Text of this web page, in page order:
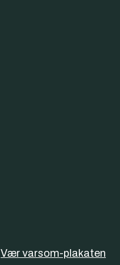
Vær varsom-plakaten